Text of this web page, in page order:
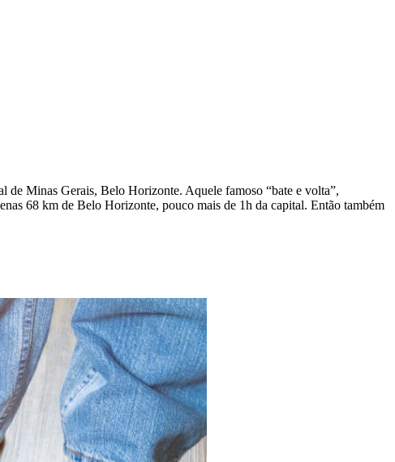
de Minas Gerais, Belo Horizonte. Aquele famoso “bate e volta”,
68 km de Belo Horizonte, pouco mais de 1h da capital. Então também